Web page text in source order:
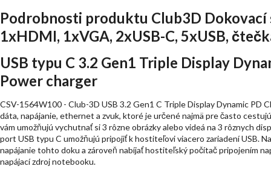
Podrobnosti produktu Club3D Dokovací
1xHDMI, 1xVGA, 2xUSB-C, 5xUSB,
USB typu C 3.2 Gen1 Triple Display
Power charger
CSV-1564W100 - Club-3D USB 3.2 Gen1 C Triple Display Dynamic PD
dáta, napájanie, ethernet a zvuk, ktoré je určené najmä pre často
vám umožňujú vychutnať si 3 rôzne obrázky alebo videá na 3 rôznych
port USB typu C umožňujú pripojiť k hostiteľovi viacero zariadení USB.
napájanie tohto doku a zároveň nabíjať hostiteľský počítač pripojením
napájací zdroj notebooku.